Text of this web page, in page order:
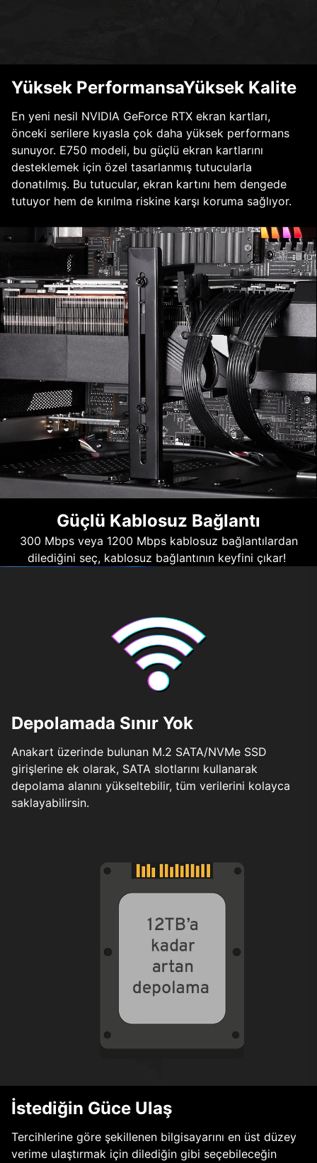
Yüksek PerformansaYüksek Kalite
En yeni nesil NVIDIA GeForce RTX ekran kartları,
önceki serilere kıyasla çok daha yüksek performans
sunuyor. E750 modeli, bu güçlü ekran kartlarını
desteklemek için özel tasarlanmış tutucularla
donatılmış. Bu tutucular, ekran kartını hem dengede
tutuyor hem de kırılma riskine karşı koruma sağlıyor.
Güçlü Kablosuz Bağlantı
300 Mbps veya 1200 Mbps kablosuz bağlantılardan
dilediğini seç, kablosuz bağlantının keyfini çıkar!
Depolamada Sınır Yok
Anakart üzerinde bulunan M.2 SATA/NVMe SSD
girişlerine ek olarak, SATA slotlarını kullanarak
depolama alanını yükseltebilir, tüm verilerini kolayca
saklayabilirsin.
İstediğin Güce Ulaş
Tercihlerine göre şekillenen bilgisayarını en üst düzey
verime ulaştırmak için dilediğin gibi seçebileceğin